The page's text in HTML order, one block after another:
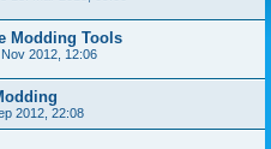
Modding Tools
2012, 12:06
2012, 22:08